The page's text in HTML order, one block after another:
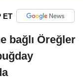
ET
bağlı Öreğler